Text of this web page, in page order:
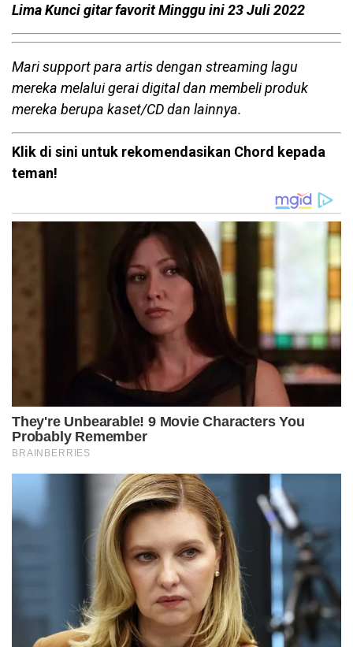
Lima Kunci gitar favorit Minggu ini 23 Juli 2022
Mari support para artis dengan streaming lagu
mereka melalui gerai digital dan membeli produk
mereka berupa kaset/CD dan lainnya.
Klik di sini untuk rekomendasikan Chord kepada
teman!